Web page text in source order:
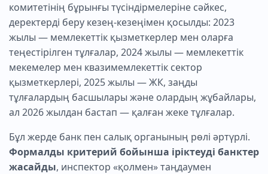
комитетінің бұрынғы түсіндірмелеріне сәйкес,
деректерді беру кезең-кезеңімен қосылды: 2023
жылы — мемлекеттік қызметкерлер мен оларға
теңестірілген тұлғалар, 2024 жылы — мемлекеттік
мекемелер мен квазимемлекеттік сектор
қызметкерлері, 2025 жылы — ЖК, заңды
тұлғалардың басшылары және олардың жұбайлары,
ал 2026 жылдан бастап — қалған жеке тұлғалар.
Бұл жерде банк пен салық органының рөлі әртүрлі.
Формалды критерий бойынша іріктеуді банктер
жасайды, инспектор «қолмен» таңдаумен